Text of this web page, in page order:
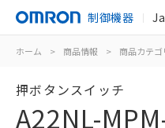
制御機器
ホーム > 商品情報 > 商品カテゴ
押ボタンスイッチ
A22NL-